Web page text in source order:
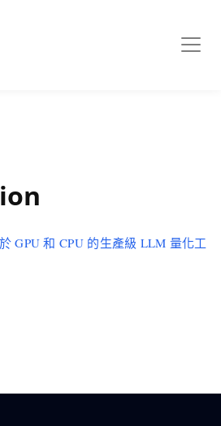
GPU 和 CPU 的生產級 LLM 量化工